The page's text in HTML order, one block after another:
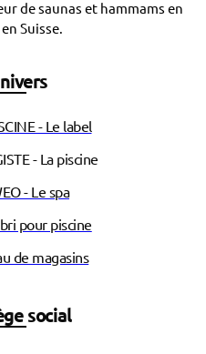
de saunas et hammams en
Suisse.
- Le label
- La piscine
- Le spa
pour piscine
de magasins
social